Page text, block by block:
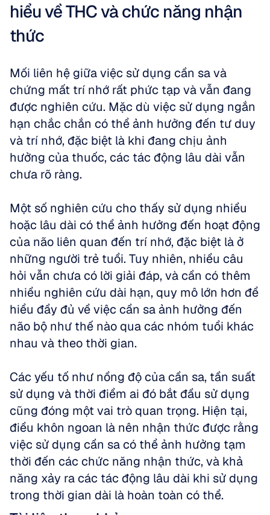
hiểu về THC và chức năng nhận
thức
Mối liên hệ giữa việc sử dụng cần sa và
chứng mất trí nhớ rất phức tạp và vẫn đang
được nghiên cứu. Mặc dù việc sử dụng ngắn
hạn chắc chắn có thể ảnh hưởng đến tư duy
và trí nhớ, đặc biệt là khi đang chịu ảnh
hưởng của thuốc, các tác động lâu dài vẫn
chưa rõ ràng.
Một số nghiên cứu cho thấy sử dụng nhiều
hoặc lâu dài có thể ảnh hưởng đến hoạt động
của não liên quan đến trí nhớ, đặc biệt là ở
những người trẻ tuổi. Tuy nhiên, nhiều câu
hỏi vẫn chưa có lời giải đáp, và cần có thêm
nhiều nghiên cứu dài hạn, quy mô lớn hơn để
hiểu đầy đủ về việc cần sa ảnh hưởng đến
não bộ như thế nào qua các nhóm tuổi khác
nhau và theo thời gian.
Các yếu tố như nồng độ của cần sa, tần suất
sử dụng và thời điểm ai đó bắt đầu sử dụng
cũng đóng một vai trò quan trọng. Hiện tại,
điều khôn ngoan là nên nhận thức được rằng
việc sử dụng cần sa có thể ảnh hưởng tạm
thời đến các chức năng nhận thức, và khả
năng xảy ra các tác động lâu dài khi sử dụng
trong thời gian dài là hoàn toàn có thể.